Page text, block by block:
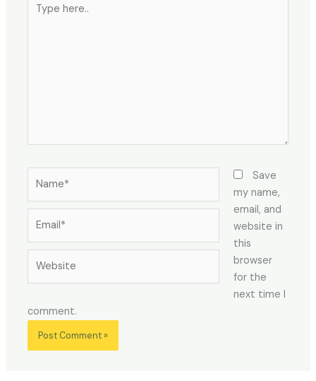
here..
Save
my name,
email, and
website in
this
browser
for the
next time I
comment.